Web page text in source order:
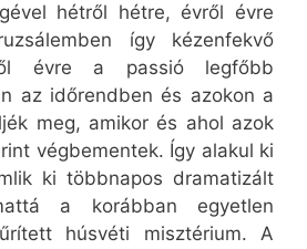
hétről hétre, évről évre
így kézenfekvő
évre a passió legfőbb
az időrendben és azokon a
meg, amikor és ahol azok
végbementek. Így alakul ki
ki többnapos dramatizált
a korábban egyetlen
húsvéti misztérium. A